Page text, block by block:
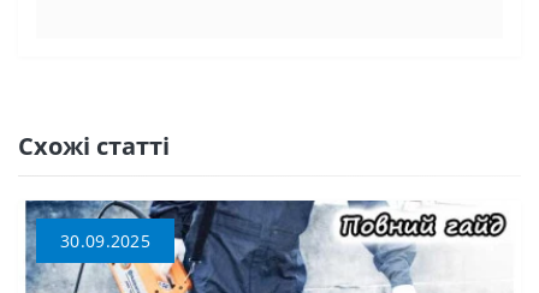
Схожі статті
30.09.2025